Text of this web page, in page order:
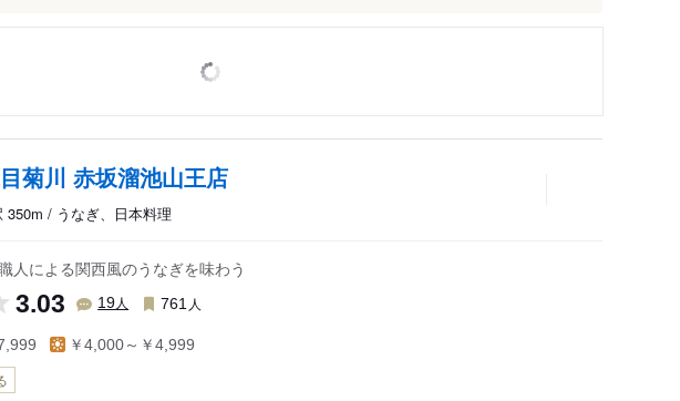
菊川 赤坂溜池山王店
350m / うなぎ、日本料理
人による関西風のうなぎを味わう
3.03 19人 761 人
￥4,000～￥4,999